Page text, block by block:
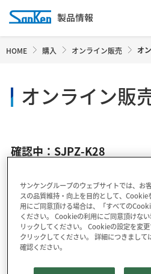
HOME 購入 オンライン販売 オ
オンライン販
確認中：SJPZ-K28
サンケングループのウェブサイトでは、お
スの品質維持・向上を目的として、
用にご同意頂ける場合は、「すべての
ください。 Cookieの利用にご同意頂けな
リックしてください。 Cookieの設定を変
クリックしてください。 詳細につきまして
確認ください。